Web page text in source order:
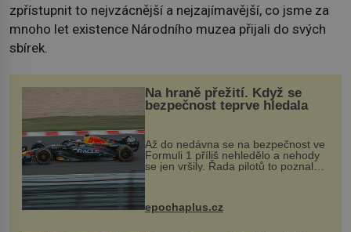
zpřístupnit to nejvzácnější a nejzajímavější, co jsme za
mnoho let existence Národního muzea přijali do svých
sbírek.
Na hraně přežití. Když se
bezpečnost teprve hledala
Až do nedávna se na bezpečnost ve
Formuli 1 příliš nehledělo a nehody
se jen vršily. Řada pilotů to poznala
na vlastní kůži, často s trvalými
následky nebo bohužel i ztrátou
života. Dnes nepochopiteln...
epochaplus.cz